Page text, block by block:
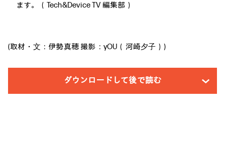
ます。（Tech&Device TV 編集部）
(取材・⽂：伊勢真穂 撮影：yOU（河崎⼣⼦）)
ダウンロードして後で読む